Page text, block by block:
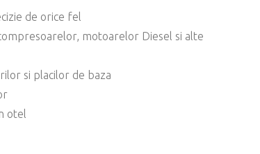
de orice fel
motoarelor Diesel si alte
si placilor de baza
otel